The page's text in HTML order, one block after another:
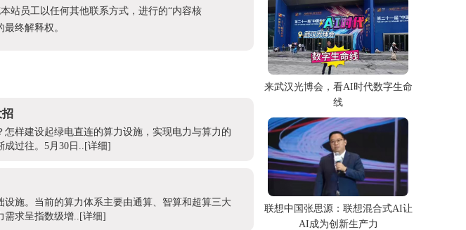
站员工以任何其他联系方式，进行的“内容核
终解释权。
招
样建设起绿电直连的算力设施，实现电力与算力的
过往。5月30日.. [详细]
施。当前的算力体系主要由通算、智算和超算三大
需求呈指数级增.. [详细]
来武汉光博会，看AI时代数字生命
线
联想中国张思源：联想混合式AI让
AI成为创新生产力